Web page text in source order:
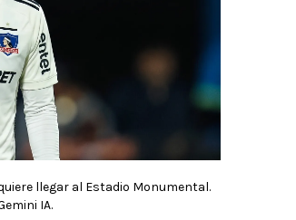
llegar al Estadio Monumental.
IA.